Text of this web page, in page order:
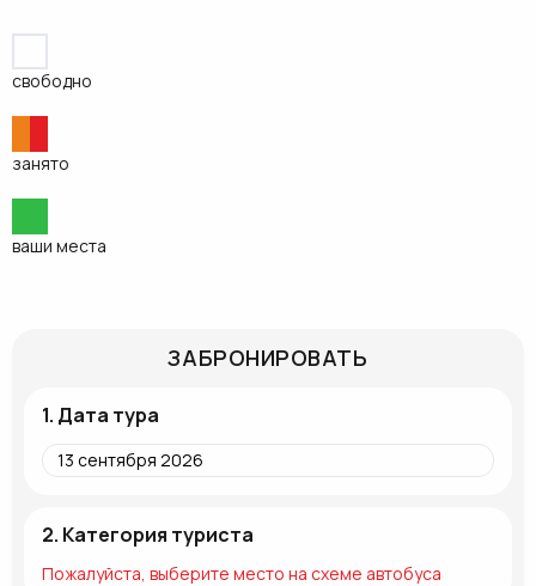
свободно
занято
ваши места
ЗАБРОНИРОВАТЬ
1. Дата тура
2. Категория туриста
Пожалуйста, выберите место на схеме автобуса